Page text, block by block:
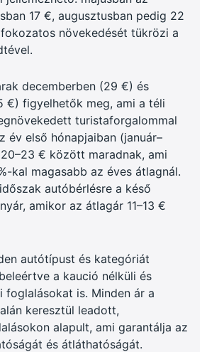
17 €, augusztusban pedig 22
növekedését tükrözi a
decemberben (29 €) és
€) figyelhetők meg, ami a téli
turistaforgalommal
év első hónapjaiban (január–
€ között maradnak, ami
kal magasabb az éves átlagnál.
autóbérlésre a késő
amikor az átlagár 11–13 €
autótípust és kategóriát
a kaució nélküli és
foglalásokat is. Minden ár a
keresztül leadott,
alapult, ami garantálja az
és átláthatóságát.